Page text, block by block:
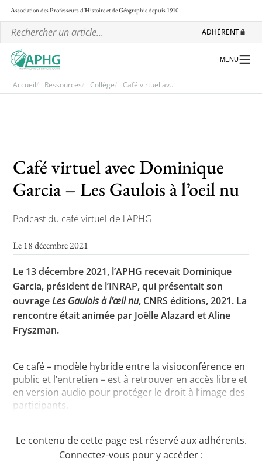
Association desProfesseurs d'Histoire et deGéographiedepuis 1910
ADHÉRENT
Les ateliers nationaux
Communiqués et motions
Toutes les actualités
Concours scolaires
Conférences, tables rondes
Culture
MENU
Accueil Ressources Collège Café virtuel av...
Café virtuel avec Dominique
Garcia – Les Gaulois à l’oeil nu
Podcast du café virtuel de l'APHG
Le 18 décembre 2021
Le 13 décembre 2021, l’APHG recevait Dominique
Garcia, président de l’INRAP, qui présentait son
ouvrageLes Gaulois à l’œil nu, CNRS éditions, 2021. La
rencontre était animée par Joëlle Alazard et Aline
Fryszman.
Ce café – modèle hybride entre la visioconférence en
public et l’entretien – est à retrouver en accès libre et
en version audio pour protéger le droit à l’image des
participants.
Le contenu de cette page est réservé aux adhérents.
Connectez-vous pour y accéder :